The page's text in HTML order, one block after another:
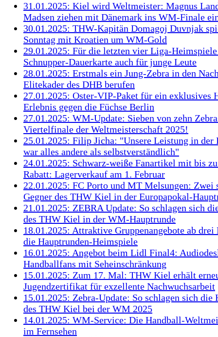
31.01.2025: Kiel wird Weltmeister: Magnus
Madsen ziehen mit Dänemark ins WM-Finale
30.01.2025: THW-Kapitän Domagoj Duvnjak
Sonntag mit Kroatien um WM-Gold
29.01.2025: Für die letzten vier Liga-
Schnupper-Dauerkarte auch für junge Leute
28.01.2025: Erstmals ein Jung-Zebra in den
Elitekader des DHB berufen
27.01.2025: Oster-VIP-Paket für ein exklusives
Erlebnis gegen die Füchse Berlin
27.01.2025: WM-Update: Sieben von zehn
Viertelfinale der Weltmeisterschaft 2025!
25.01.2025: Filip Jicha: "Unsere Leistung in der
war alles andere als selbstverständlich"
24.01.2025: Schwarz-weiße Fanartikel mit bis
Rabatt: Lagerverkauf am 1. Februar
22.01.2025: FC Porto und MT Melsungen: Zwei
Gegner des THW Kiel in der Europapokal-
21.01.2025: ZEBRA Update: So schlagen sich
des THW Kiel in der WM-Hauptrunde
18.01.2025: Attraktive Gruppenangebote ab drei
die Hauptrunden-Heimspiele
16.01.2025: Angebot beim Lidl Final4:
Handballfans mit Seheinschränkung
15.01.2025: Zum 17. Mal: THW Kiel erhält
Jugendzertifikat für exzellente Nachwuchsarbeit
15.01.2025: Zebra-Update: So schlagen sich die
des THW Kiel bei der WM 2025
14.01.2025: WM-Service: Die Handball-
im Fernsehen